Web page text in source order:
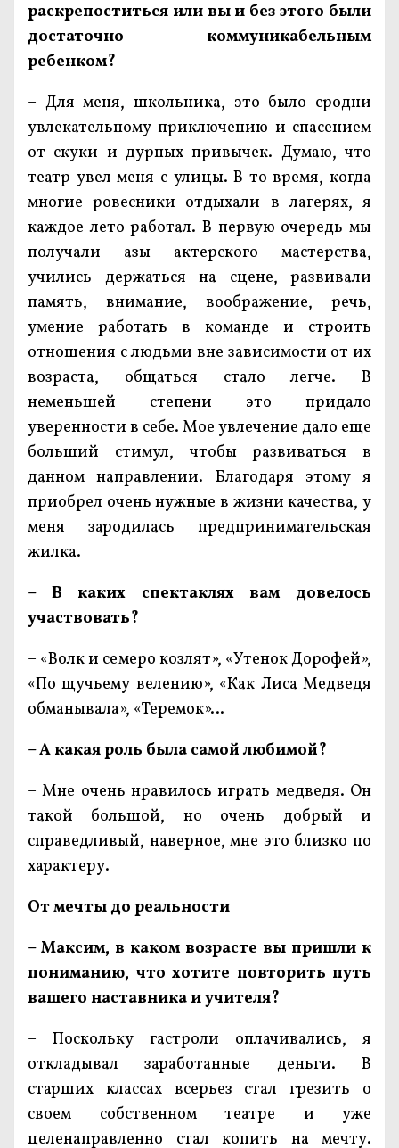
раскрепоститься или вы и без этого были
достаточно коммуникабельным
ребенком?
– Для меня, школьника, это было сродни
увлекательному приключению и спасением
от скуки и дурных привычек. Думаю, что
театр увел меня с улицы. В то время, когда
многие ровесники отдыхали в лагерях, я
каждое лето работал. В первую очередь мы
получали азы актерского мастерства,
учились держаться на сцене, развивали
память, внимание, воображение, речь,
умение работать в команде и строить
отношения с людьми вне зависимости от их
возраста, общаться стало легче. В
неменьшей степени это придало
уверенности в себе. Мое увлечение дало еще
больший стимул, чтобы развиваться в
данном направлении. Благодаря этому я
приобрел очень нужные в жизни качества, у
меня зародилась предпринимательская
жилка.
– В каких спектаклях вам довелось
участвовать?
– «Волк и семеро козлят», «Утенок Дорофей»,
«По щучьему велению», «Как Лиса Медведя
обманывала», «Теремок»…
– А какая роль была самой любимой?
– Мне очень нравилось играть медведя. Он
такой большой, но очень добрый и
справедливый, наверное, мне это близко по
характеру.
От мечты до реальности
– Максим, в каком возрасте вы пришли к
пониманию, что хотите повторить путь
вашего наставника и учителя?
– Поскольку гастроли оплачивались, я
откладывал заработанные деньги. В
старших классах всерьез стал грезить о
своем собственном театре и уже
целенаправленно стал копить на мечту.